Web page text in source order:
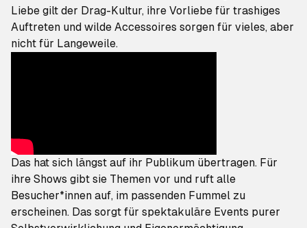
Liebe gilt der Drag-Kultur, ihre Vorliebe für trashiges
Auftreten und wilde Accessoires sorgen für vieles, aber
nicht für Langeweile.
Das hat sich längst auf ihr Publikum übertragen. Für
ihre Shows gibt sie Themen vor und ruft alle
Besucher*innen auf, im passenden Fummel zu
erscheinen. Das sorgt für spektakuläre Events purer